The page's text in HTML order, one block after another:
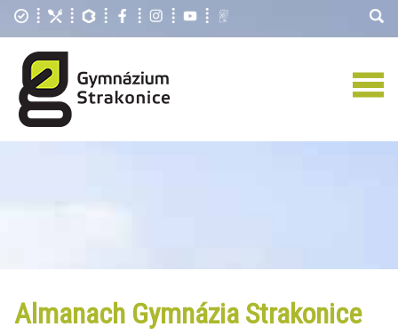
Almanach Gymnázia Strakonice